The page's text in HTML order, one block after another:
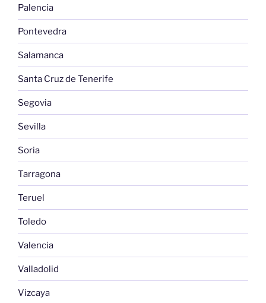
Palencia
Pontevedra
Salamanca
Santa Cruz de Tenerife
Segovia
Sevilla
Soria
Tarragona
Teruel
Toledo
Valencia
Valladolid
Vizcaya